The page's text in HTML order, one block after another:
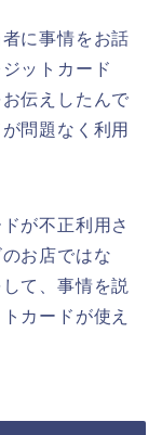
に事情をお話
ットカード
伝えしたんで
問題なく利用
が不正利用さ
お店ではな
て、事情を説
カードが使え